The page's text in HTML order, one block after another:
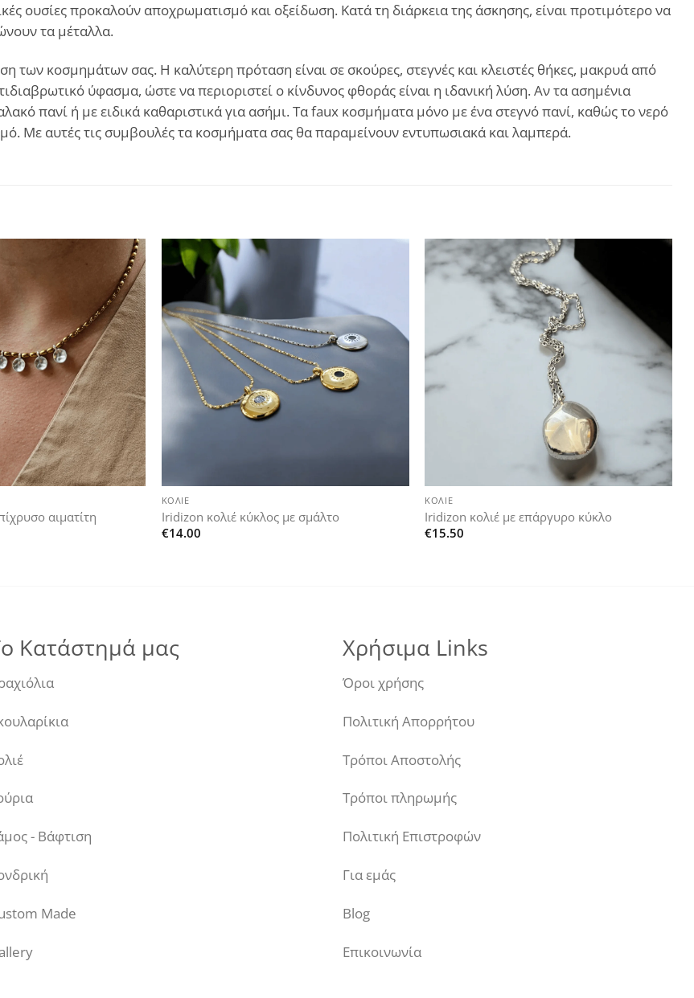
ουσίες προκαλούν αποχρωματισμό και οξείδωση. Κατά τη διάρκεια της άσκησης, είναι προτιμότερο να
τα μέταλλα.
των κοσμημάτων σας. Η καλύτερη πρόταση είναι σε σκούρες, στεγνές και κλειστές θήκες, μακρυά από
ύφασμα, ώστε να περιοριστεί ο κίνδυνος φθοράς είναι η ιδανική λύση. Αν τα ασημένια
πανί ή με ειδικά καθαριστικά για ασήμι. Τα faux κοσμήματα μόνο με ένα στεγνό πανί, καθώς το νερό
Με αυτές τις συμβουλές τα κοσμήματα σας θα παραμείνουν εντυπωσιακά και λαμπερά.
Add to
wishlist
αιματίτη
ΚΟΛΙΈ
Iridizon κολιέ κύκλος με σμάλτο
€14.00
ΚΟΛΙΈ
Iridizon κολιέ με επάργυρο κύκλο
€15.50
Κατάστημά μας
- Βάφτιση
Made
Χρήσιμα Links
Όροι χρήσης
Πολιτική Απορρήτου
Τρόποι Αποστολής
Τρόποι πληρωμής
Πολιτική Επιστροφών
Για εμάς
Blog
Επικοινωνία